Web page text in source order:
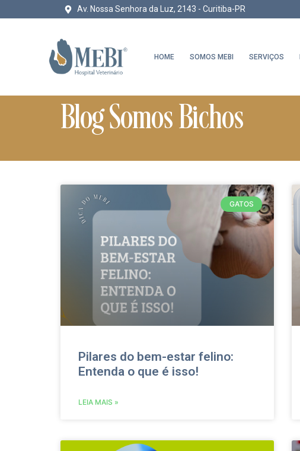
Av. Nossa Senhora da Luz, 2143 - Curitiba-PR
HOME SOMOS MEBI SERVIÇOS
Blog Somos Bichos
GATOS
Pilares do bem-estar felino:
Entenda o que é isso!
LEIA MAIS »